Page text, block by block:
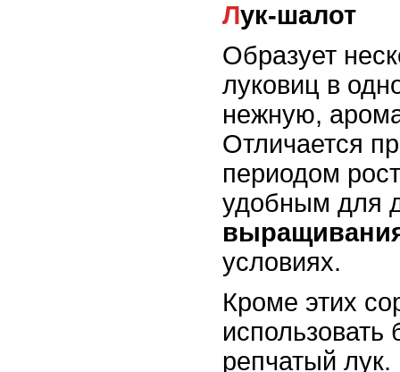
Лук-шалот
Образует
луковиц в
нежную,
Отличается
периодом
удобным для
условиях.
Кроме этих
использовать
репчатый лук.